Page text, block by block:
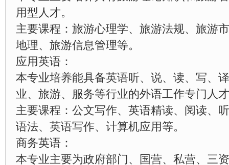
用型人才。
主要课程：旅游心理学、旅游法规、旅游
地理、旅游信息管理等。
应用英语：
本专业培养能具备英语听、说、读、写、
业、旅游、服务等行业的外语工作专门人
主要课程：公文写作、英语精读、阅读、
语法、英语写作、计算机应用等。
商务英语：
本专业主要为政府部门、国营、私营、三